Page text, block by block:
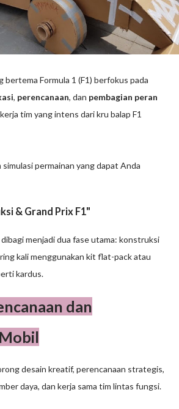
bertema Formula 1 (F1) berfokus pada
, perencanaan, dan pembagian peran
tim yang intens dari kru balap F1
permainan yang dapat Anda
& Grand Prix F1"
menjadi dua fase utama: konstruksi
kali menggunakan kit flat-pack atau
kardus.
dan
desain kreatif, perencanaan strategis,
daya, dan kerja sama tim lintas fungsi.